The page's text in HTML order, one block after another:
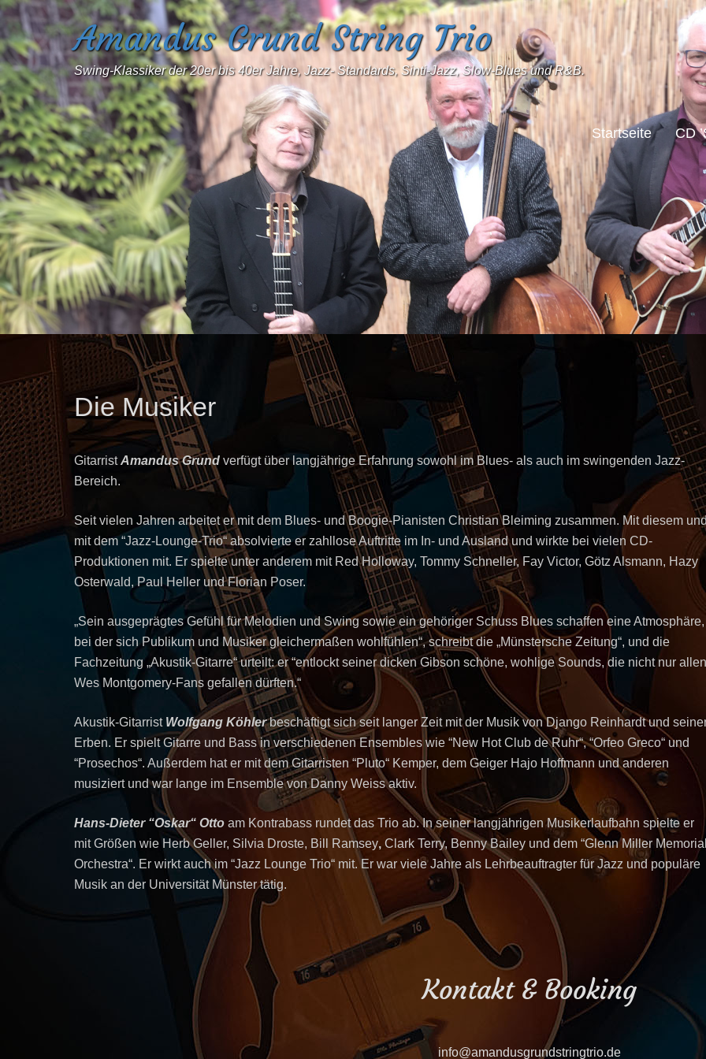
Amandus Grund String Trio
Swing-Klassiker der 20er bis 40er Jahre, Jazz- Standards, Sinti-Jazz, Slow-Blues und R&B.
Startseite CD
Die Musiker
GitarristAmandus Grund verfügt über langjährige Erfahrung sowohl im Blues- als auch im swingenden Jazz-
Bereich.
Seit vielen Jahren arbeitet er mit dem Blues- und Boogie-Pianisten Christian Bleiming zusammen. Mit diesem
mit dem “Jazz-Lounge-Trio“ absolvierte er zahllose Auftritte im In- und Ausland und wirkte bei vielen CD-
Produktionen mit. Er spielte unter anderem mit Red Holloway, Tommy Schneller, Fay Victor, Götz Alsmann, Hazy
Osterwald, Paul Heller und Florian Poser.
„Sein ausgeprägtes Gefühl für Melodien und Swing sowie ein gehöriger Schuss Blues schaffen eine Atmosphäre,
bei der sich Publikum und Musiker gleichermaßen wohlfühlen“, schreibt die „Münstersche Zeitung“, und die
Fachzeitung „Akustik-Gitarre“ urteilt: er “entlockt seiner dicken Gibson schöne, wohlige Sounds, die nicht nur
Wes Montgomery-Fans gefallen dürften.“
Akustik-Gitarrist Wolfgang Köhlerbeschäftigt sich seit langer Zeit mit der Musik von Django Reinhardt und
Erben. Er spielt Gitarre und Bass in verschiedenen Ensembles wie “New Hot Club de Ruhr“, “Orfeo Greco“ und
“Prosechos“. Außerdem hat er mit dem Gitarristen “Pluto“ Kemper, dem Geiger Hajo Hoffmann und anderen
musiziert und war lange im Ensemble von Danny Weiss aktiv.
Hans-Dieter “Oskar“ Otto am Kontrabass rundet das Trio ab. In seiner langjährigen Musikerlaufbahn spielte er
mit Größen wie Herb Geller, Silvia Droste, Bill Ramsey,Clark Terry, Benny Bailey und dem “Glenn Miller
Orchestra“. Er wirkt auch im “Jazz Lounge Trio“ mit. Er war viele Jahre als Lehrbeauftragter für Jazz und populäre
Musik an der Universität Münster tätig.
Kontakt & Booking
info@amandusgrundstringtrio.de